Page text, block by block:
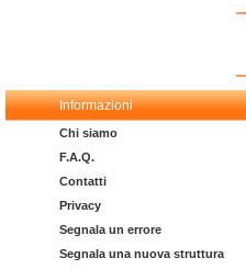
Informazioni
Chi siamo
F.A.Q.
Contatti
Privacy
Segnala un errore
Segnala una nuova struttura